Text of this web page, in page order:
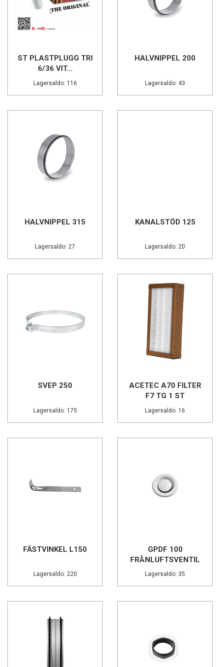
ST PLASTPLUGG TRI
6/36 VIT...
Lagersaldo: 116
HALVNIPPEL 200
Lagersaldo: 43
HALVNIPPEL 315
Lagersaldo: 27
KANALSTÖD 125
Lagersaldo: 20
SVEP 250
Lagersaldo: 175
ACETEC A70 FILTER
F7 TG 1 ST
Lagersaldo: 16
FÄSTVINKEL L150
Lagersaldo: 220
GPDF 100
FRÅNLUFTSVENTIL
Lagersaldo: 35